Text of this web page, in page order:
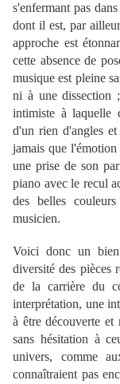
s'enfermant pas
dont il est, par
approche est
cette absence de
musique est pleine
ni à une dissection
intimiste à laquelle
d'un rien d'angles et
jamais que
une prise de son
piano avec le recul
des belles
musicien.
Voici donc un
diversité des pièces
de la carrière du
interprétation, une
à être découverte et
sans hésitation à
univers, comme
connaîtraient pas